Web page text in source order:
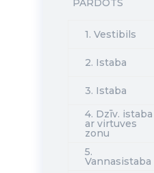
PĀRDOTS
1. Vestibils
2. Istaba
3. Istaba
4. Dzīv. istaba
ar virtuves
zonu
5.
Vannasistaba